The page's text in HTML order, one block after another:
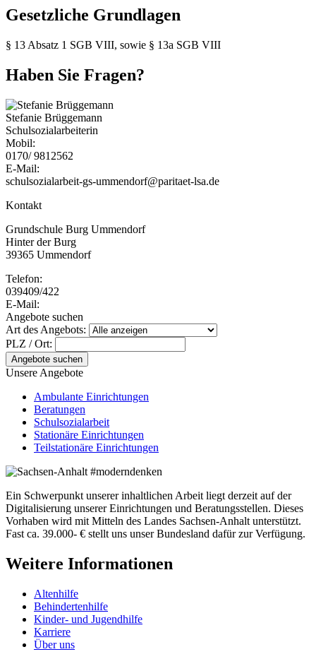
Gesetzliche Grundlagen
§ 13 Absatz 1 SGB VIII, sowie § 13a SGB VIII
Haben Sie Fragen?
Stefanie Brüggemann
Schulsozialarbeiterin
Mobil:
0170/ 9812562
E-Mail:
schulsozialarbeit-gs-ummendorf@paritaet-lsa.de
Kontakt
Grundschule Burg Ummendorf
Hinter der Burg
39365 Ummendorf
Telefon:
039409/422
E-Mail:
Angebote suchen
Art des Angebots:
PLZ / Ort:
Angebote suchen
Unsere Angebote
Ambulante Einrichtungen
Beratungen
Schulsozialarbeit
Stationäre Einrichtungen
Teilstationäre Einrichtungen
Ein Schwerpunkt unserer inhaltlichen Arbeit liegt derzeit auf der
Digitalisierung unserer Einrichtungen und Beratungsstellen. Dieses
Vorhaben wird mit Mitteln des Landes Sachsen-Anhalt unterstützt.
Fast ca. 39.000- € stellt uns unser Bundesland dafür zur Verfügung.
Weitere Informationen
Altenhilfe
Behindertenhilfe
Kinder- und Jugendhilfe
Karriere
Über uns